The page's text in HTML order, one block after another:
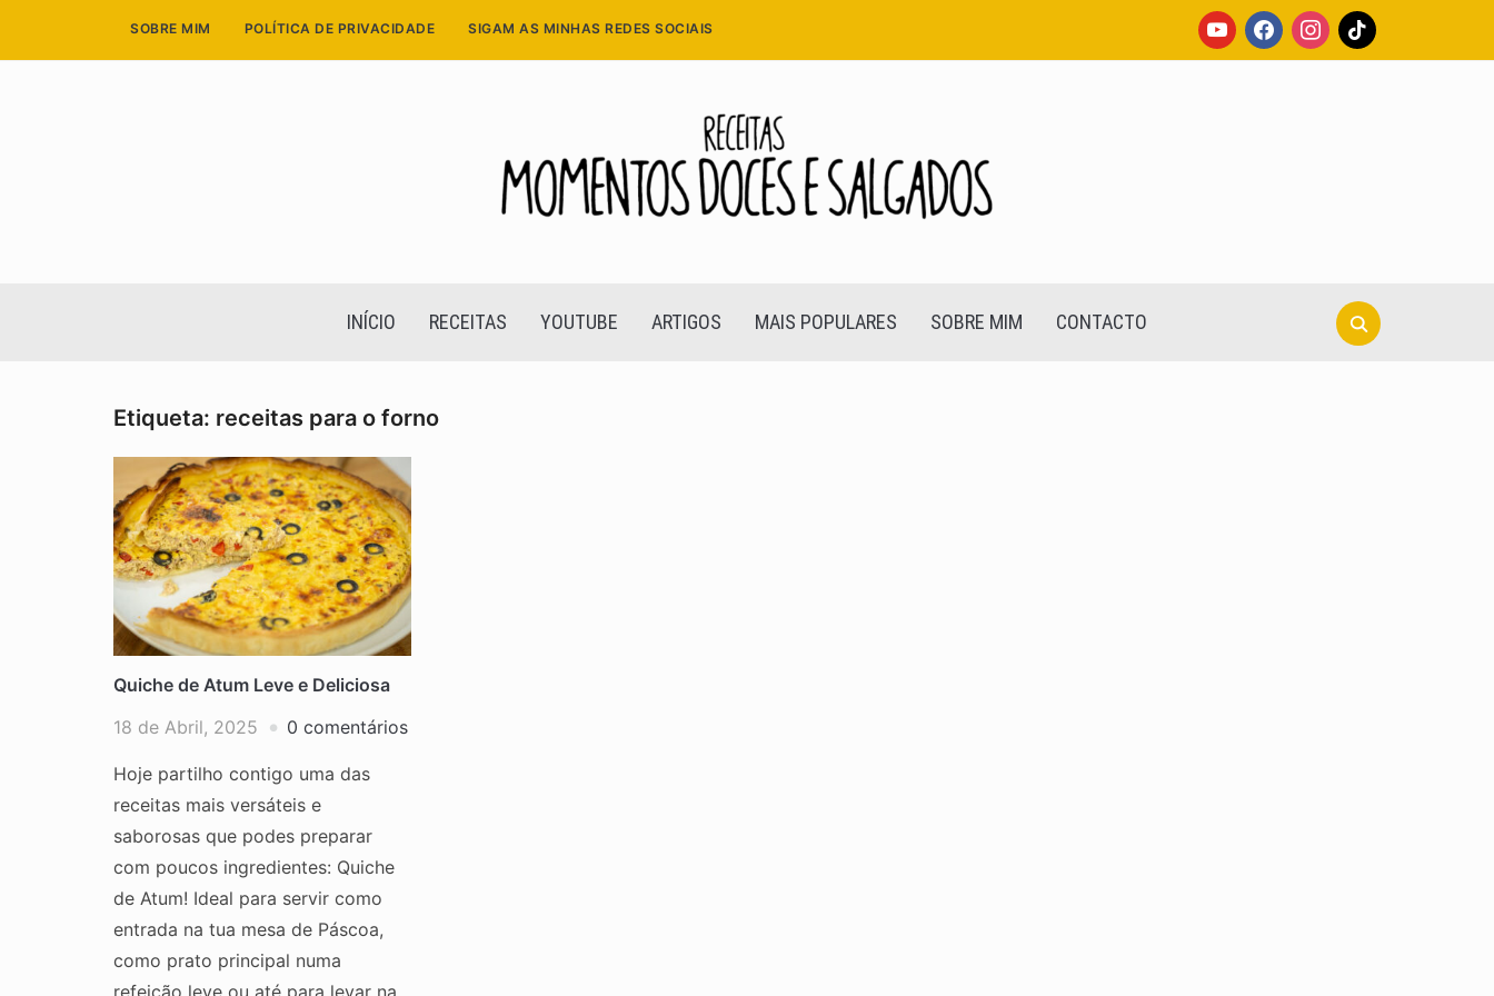
youtubefacebookinstagram
tiktok
SOBRE MIM POLÍTICA DE PRIVACIDADE SIGAM AS MINHAS REDES SOCIAIS
Search
for:
INÍCIO RECEITAS YOUTUBE ARTIGOS MAIS POPULARES SOBRE MIM CONTACTO
Etiqueta: receitas para o forno
Quiche de Atum Leve e Deliciosa
18 de Abril, 2025
0 comentários
Hoje partilho contigo uma das
receitas mais versáteis e
saborosas que podes preparar
com poucos ingredientes: Quiche
de Atum! Ideal para servir como
entrada na tua mesa de Páscoa,
como prato principal numa
refeição leve ou até para levar na